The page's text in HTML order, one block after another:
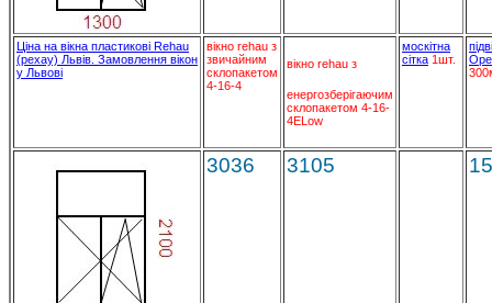
Ціна на вікна пластикові Rehau
(рехау) Львів. Замовлення вікон
у Львові
вікно rehau з
звичайним
склопакетом
4-16-4
вікно rehau з
енергозберігаючим
склопакетом 4-16-
4ELow
москітна
сітка 1шт.
3036 3105